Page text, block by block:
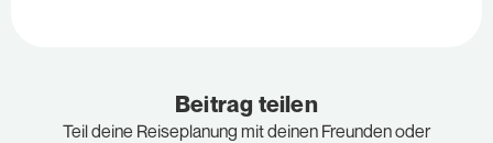
Beitrag teilen
Teil deine Reiseplanung mit deinen Freunden oder